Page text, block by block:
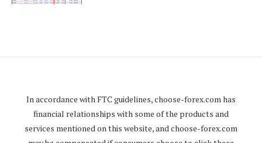
In accordance with FTC guidelines,choose-forex.com has
financial relationships with some of the products and
services mentioned on this website, and choose-forex.com